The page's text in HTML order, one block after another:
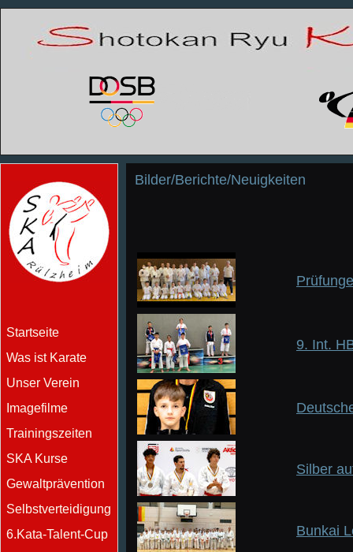
Startseite
Was ist Karate
Unser Verein
Imagefilme
Trainingszeiten
SKA Kurse
Gewaltprävention
Selbstverteidigung
6.Kata-Talent-Cup
Bilder/Berichte/Neuigkeiten
9. Int.
Silber
Bunkai